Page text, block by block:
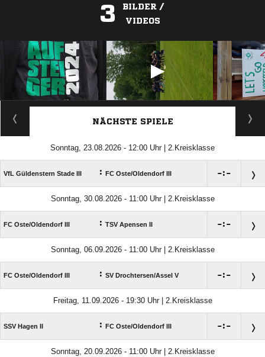
3
BILDER /
VIDEOS
ANZEIGE
NÄCHSTE SPIELE
Sonntag, 23.08.2026 - 12:00 Uhr | 2.Kreisklasse
VfL Güldenstern Stade III : FC Oste/​Oldendorf III :
Sonntag, 30.08.2026 - 11:00 Uhr | 2.Kreisklasse
FC Oste/​Oldendorf III : TSV Apensen II :
Sonntag, 06.09.2026 - 11:00 Uhr | 2.Kreisklasse
FC Oste/​Oldendorf III : SV Drochtersen/​Assel V :
Freitag, 11.09.2026 - 19:30 Uhr | 2.Kreisklasse
SSV Hagen II : FC Oste/​Oldendorf III :
Sonntag, 20.09.2026 - 11:00 Uhr | 2.Kreisklasse